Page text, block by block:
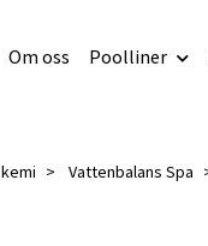
Om oss Poolliner
Vattenbalans Spa